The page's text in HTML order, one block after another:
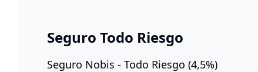
Seguro Todo Riesgo
Seguro Nobis - Todo Riesgo (4,5%)